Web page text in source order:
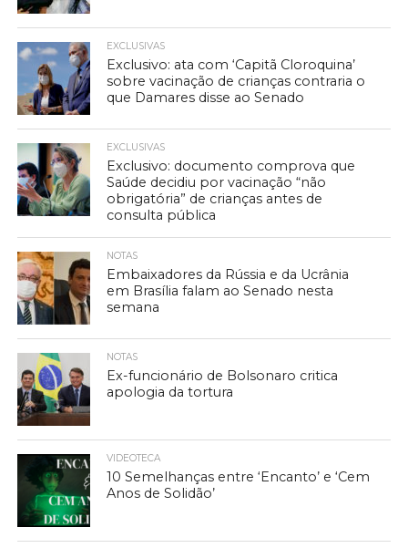
EXCLUSIVAS
Exclusivo: ata com ‘Capitã Cloroquina’
sobre vacinação de crianças contraria o
que Damares disse ao Senado
EXCLUSIVAS
Exclusivo: documento comprova que
Saúde decidiu por vacinação “não
obrigatória” de crianças antes de
consulta pública
NOTAS
Embaixadores da Rússia e da Ucrânia
em Brasília falam ao Senado nesta
semana
NOTAS
Ex-funcionário de Bolsonaro critica
apologia da tortura
VIDEOTECA
10 Semelhanças entre ‘Encanto’ e ‘Cem
Anos de Solidão’